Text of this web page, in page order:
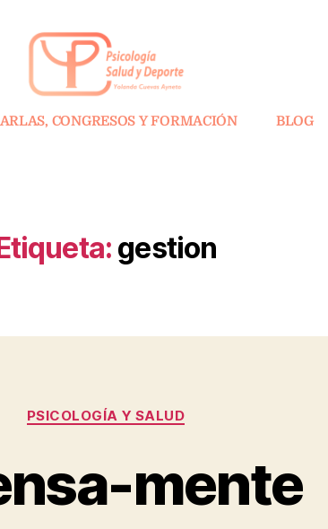
CONGRESOS Y FORMACIÓN BLOG
gestion
PSICOLOGÍA Y SALUD
mente